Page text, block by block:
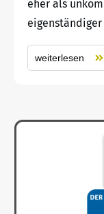
eher als
eigenständiger
weiterlesen